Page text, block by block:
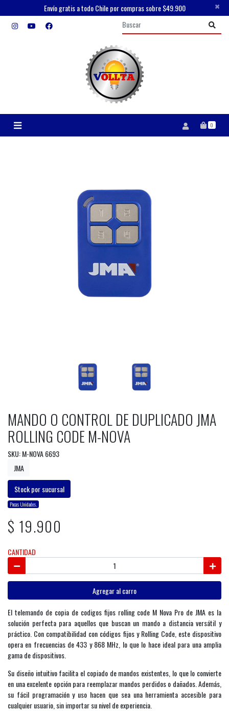
Envío gratis a todo Chile por compras sobre $49.900 ×
0
MANDO O CONTROL DE DUPLICADO JMA
ROLLING CODE M-NOVA
SKU: M-NOVA 6693
JMA
Stock por sucursal
Pocas Unidades.
$ 19.900
CANTIDAD
Agregar al carro
El telemando de copia de codigos fijos rolling code M Nova Pro de JMA es la
solución perfecta para aquellos que buscan un mando a distancia versátil y
práctico. Con compatibilidad con códigos fijos y Rolling Code, este dispositivo
opera en frecuencias de 433 y 868 MHz, lo que lo hace ideal para una amplia
gama de dispositivos.
Su diseño intuitivo facilita el copiado de mandos existentes, lo que lo convierte
en una excelente opción para reemplazar mandos perdidos o dañados. Además,
su fácil programación y uso hacen que sea una herramienta accesible para
cualquier usuario, sin importar su nivel de experiencia.